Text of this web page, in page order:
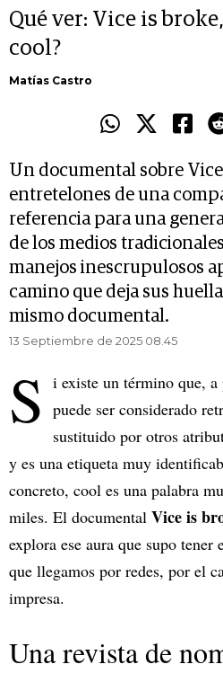
Qué ver: Vice is
cool?
Matías Castro
Un documental sobre
entretelones de una
referencia para una
de los medios
manejos inescrupulosos
camino que deja sus
mismo documental.
13 Septiembre de 2025 08.45
S i existe un término que, a
puede ser considerado
sustituido por otros
y es una etiqueta muy
concreto, cool es una palabra
miles. El documental Vice is
explora ese aura que supo
que llegamos por redes, por el
impresa.
Una revista de